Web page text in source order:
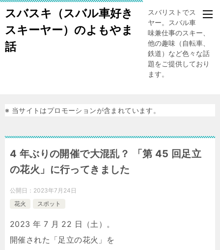
スバスキ（スバル車好き
スキーヤー）のよもやま
話
スバリストでスキー
ヤー。スバル車、趣
味兼仕事のスキー、
他の趣味（自転車、
鉄道）など色々な話
題をご提供しており
ます。
※ 当サイトはプロモーションが含まれています。
4 年ぶりの開催で大混乱？ 「第 45 回足立
の花火」に行ってきました
公開日： 2023年7月24日
花火
スポット
2023 年 7 月 22 日（土）。
開催された「足立の花火」を